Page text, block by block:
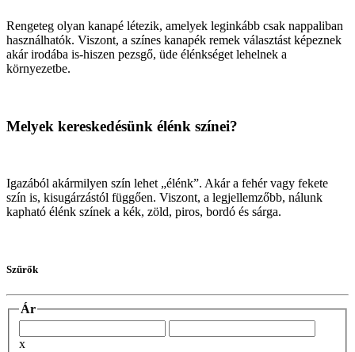
Rengeteg olyan kanapé létezik, amelyek leginkább csak nappaliban
használhatók. Viszont, a színes kanapék remek választást képeznek
akár irodába is-hiszen pezsgő, üde élénkséget lehelnek a
környezetbe.
Melyek kereskedésünk élénk színei?
Igazából akármilyen szín lehet „élénk”. Akár a fehér vagy fekete
szín is, kisugárzástól függően. Viszont, a legjellemzőbb, nálunk
kapható élénk színek a kék, zöld, piros, bordó és sárga.
Szűrők
Ár
x